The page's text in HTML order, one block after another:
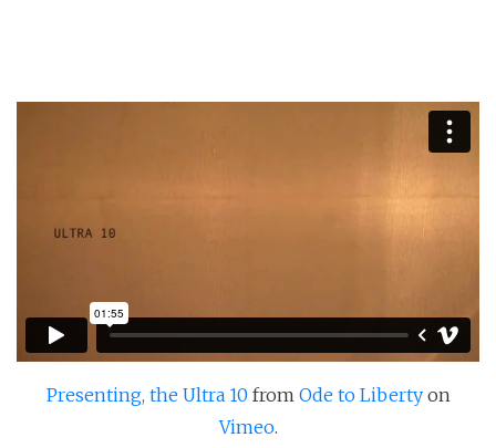
Presenting, the Ultra 10 from Ode to Libertyon
Vimeo.